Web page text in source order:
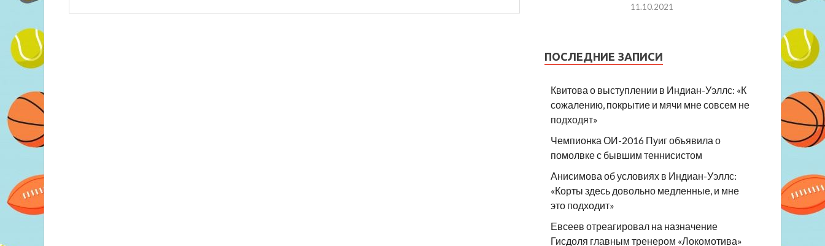
11.10.2021
ПОСЛЕДНИЕ ЗАПИСИ
Квитова о выступлении в Индиан-Уэллс: «К
сожалению, покрытие и мячи мне совсем не
подходят»
Чемпионка ОИ-2016 Пуиг объявила о
помолвке с бывшим теннисистом
Анисимова об условиях в Индиан-Уэллс:
«Корты здесь довольно медленные, и мне
это подходит»
Евсеев отреагировал на назначение
Гисдоля главным тренером «Локомотива»